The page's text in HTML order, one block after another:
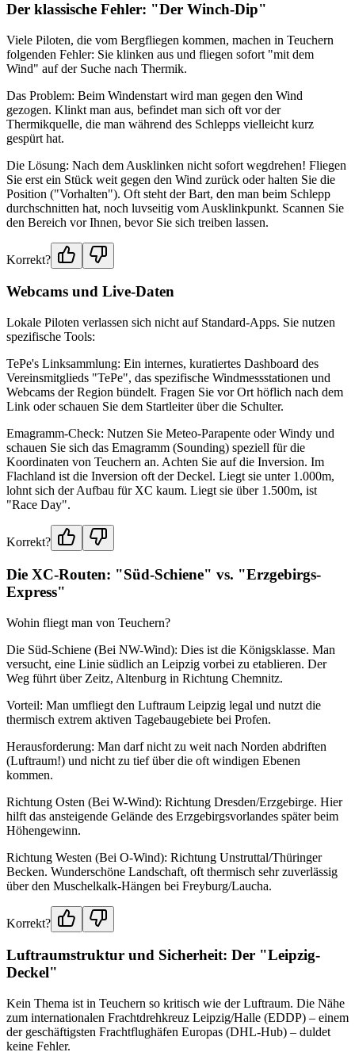
Der klassische Fehler: "Der Winch-Dip"
Viele Piloten, die vom Bergfliegen kommen, machen in Teuchern
folgenden Fehler: Sie klinken aus und fliegen sofort "mit dem
Wind" auf der Suche nach Thermik.
Das Problem: Beim Windenstart wird man gegen den Wind
gezogen. Klinkt man aus, befindet man sich oft vor der
Thermikquelle, die man während des Schlepps vielleicht kurz
gespürt hat.
Die Lösung: Nach dem Ausklinken nicht sofort wegdrehen! Fliegen
Sie erst ein Stück weit gegen den Wind zurück oder halten Sie die
Position ("Vorhalten"). Oft steht der Bart, den man beim Schlepp
durchschnitten hat, noch luvseitig vom Ausklinkpunkt. Scannen Sie
den Bereich vor Ihnen, bevor Sie sich treiben lassen.
Korrekt?
Webcams und Live-Daten
Lokale Piloten verlassen sich nicht auf Standard-Apps. Sie nutzen
spezifische Tools:
TePe's Linksammlung: Ein internes, kuratiertes Dashboard des
Vereinsmitglieds "TePe", das spezifische Windmessstationen und
Webcams der Region bündelt. Fragen Sie vor Ort höflich nach dem
Link oder schauen Sie dem Startleiter über die Schulter.
Emagramm-Check: Nutzen Sie Meteo-Parapente oder Windy und
schauen Sie sich das Emagramm (Sounding) speziell für die
Koordinaten von Teuchern an. Achten Sie auf die Inversion. Im
Flachland ist die Inversion oft der Deckel. Liegt sie unter 1.000m,
lohnt sich der Aufbau für XC kaum. Liegt sie über 1.500m, ist
"Race Day".
Korrekt?
Die XC-Routen: "Süd-Schiene" vs. "Erzgebirgs-
Express"
Wohin fliegt man von Teuchern?
Die Süd-Schiene (Bei NW-Wind): Dies ist die Königsklasse. Man
versucht, eine Linie südlich an Leipzig vorbei zu etablieren. Der
Weg führt über Zeitz, Altenburg in Richtung Chemnitz.
Vorteil: Man umfliegt den Luftraum Leipzig legal und nutzt die
thermisch extrem aktiven Tagebaugebiete bei Profen.
Herausforderung: Man darf nicht zu weit nach Norden abdriften
(Luftraum!) und nicht zu tief über die oft windigen Ebenen
kommen.
Richtung Osten (Bei W-Wind): Richtung Dresden/Erzgebirge. Hier
hilft das ansteigende Gelände des Erzgebirgsvorlandes später beim
Höhengewinn.
Richtung Westen (Bei O-Wind): Richtung Unstruttal/Thüringer
Becken. Wunderschöne Landschaft, oft thermisch sehr zuverlässig
über den Muschelkalk-Hängen bei Freyburg/Laucha.
Korrekt?
Luftraumstruktur und Sicherheit: Der "Leipzig-
Deckel"
Kein Thema ist in Teuchern so kritisch wie der Luftraum. Die Nähe
zum internationalen Frachtdrehkreuz Leipzig/Halle (EDDP) – einem
der geschäftigsten Frachtflughäfen Europas (DHL-Hub) – duldet
keine Fehler.